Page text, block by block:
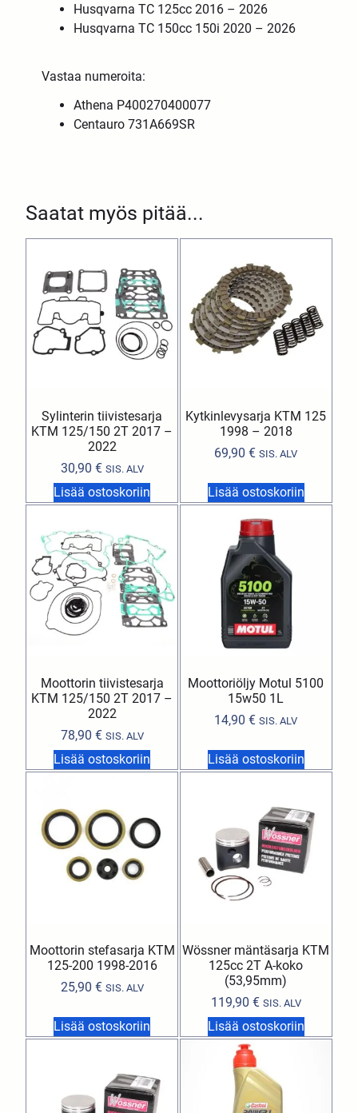
Saatat myös pitää...
Sylinterin tiivistesarja
KTM 125/150 2T 2017 –
2022
30,90 € SIS. ALV
Lisää ostoskoriin
Kytkinlevysarja KTM 125
1998 – 2018
69,90€ SIS. ALV
Lisää ostoskoriin
Moottorin tiivistesarja
KTM 125/150 2T 2017 –
2022
78,90 € SIS. ALV
Lisää ostoskoriin
Moottoriöljy Motul 5100
15w50 1L
14,90€ SIS. ALV
Lisää ostoskoriin
Moottorin stefasarja KTM
125-200 1998-2016
25,90 € SIS. ALV
Lisää ostoskoriin
Wössner mäntäsarja KTM
125cc 2T A-koko
(53,95mm)
119,90 € SIS. ALV
Lisää ostoskoriin
Husqvarna TC 125cc 2016 – 2026
Husqvarna TC 150cc 150i 2020 – 2026
Vastaa numeroita:
Athena P400270400077
Centauro 731A669SR